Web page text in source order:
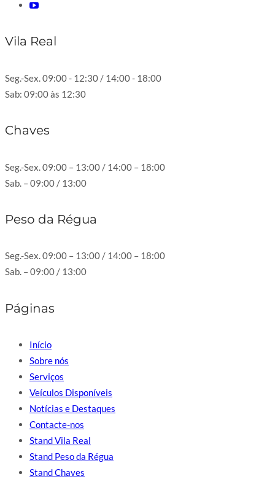
Vila Real
Seg.-Sex. 09:00 - 12:30 / 14:00 - 18:00
Sab: 09:00 às 12:30
Chaves
Seg.-Sex. 09:00 – 13:00 / 14:00 – 18:00
Sab. – 09:00 / 13:00
Peso da Régua
Seg.-Sex. 09:00 – 13:00 / 14:00 – 18:00
Sab. – 09:00 / 13:00
Páginas
Início
Sobre nós
Serviços
Veículos Disponíveis
Notícias e Destaques
Contacte-nos
Stand Vila Real
Stand Peso da Régua
Stand Chaves